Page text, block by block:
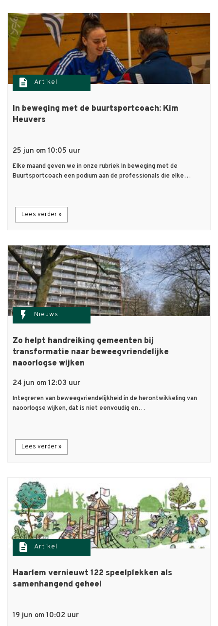
description Artikel
In beweging met de buurtsportcoach: Kim
Heuvers
25 jun om 10:05 uur
Elke maand geven we in onze rubriek In beweging met de
Buurtsportcoach een podium aan de professionals die elke…
Lees verder »
flash_on Nieuws
Zo helpt handreiking gemeenten bij
transformatie naar beweegvriendelijke
naoorlogse wijken
24 jun om 12:03 uur
Integreren van beweegvriendelijkheid in de herontwikkeling van
naoorlogse wijken, dat is niet eenvoudig en…
Lees verder »
description Artikel
Haarlem vernieuwt 122 speelplekken als
samenhangend geheel
19 jun om 10:02 uur